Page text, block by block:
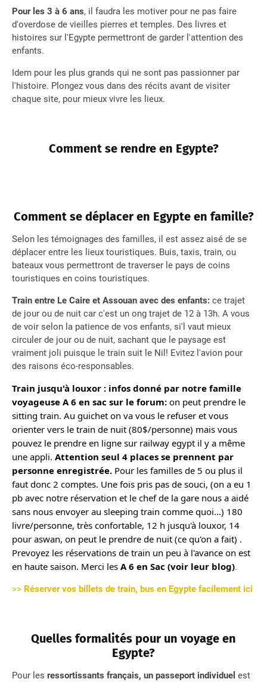
Pour les 3 à 6 ans, il faudra les motiver pour ne pas faire
d'overdose de vieilles pierres et temples. Des livres et
histoires sur l'Egypte permettront de garder l'attention des
enfants.
Idem pour les plus grands qui ne sont pas passionner par
l'histoire. Plongez vous dans des récits avant de visiter
chaque site, pour mieux vivre les lieux.
Comment se rendre en Egypte?
Comment se déplacer en Egypte en famille?
Selon les témoignages des familles, il est assez aisé de se
déplacer entre les lieux touristiques. Buis, taxis, train, ou
bateaux vous permettront de traverser le pays de coins
touristiques en coins touristiques.
Train entre Le Caire et Assouan avec des enfants: ce trajet
de jour ou de nuit car c'est un ong trajet de 12 à 13h. A vous
de voir selon la patience de vos enfants, si'l vaut mieux
circuler de jour ou de nuit, sachant que le paysage est
vraiment joli puisque le train suit le Nil! Evitez l'avion pour
des raisons éco-responsables.
Train jusqu'à louxor : infos donné par notre famille
voyageuse A 6 en sac sur le forum: on peut prendre le
sitting train. Au guichet on va vous le refuser et vous
orienter vers le train de nuit (80$/personne) mais vous
pouvez le prendre en ligne sur railway egypt il y a même
une appli. Attention seul 4 places se prennent par
personne enregistrée. Pour les familles de 5 ou plus il
faut donc 2 comptes. Une fois pris pas de souci, (on a eu 1
pb avec notre réservation et le chef de la gare nous a aidé
sans nous envoyer au sleeping train comme quoi...) 180
livre/personne, très confortable, 12 h jusqu'à louxor, 14
pour aswan, on peut le prendre de nuit (ce qu'on a fait) .
Prevoyez les réservations de train un peu à l'avance on est
en haute saison. Merci les A 6 en Sac (voir leur blog).
>> Réserver vos billets de train, bus en Egypte facilement ici
Quelles formalités pour un voyage en
Egypte?
Pour les ressortissants français, un passeport individuel est